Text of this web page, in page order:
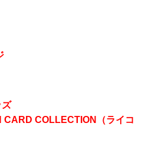
COLLECTION（ライコ